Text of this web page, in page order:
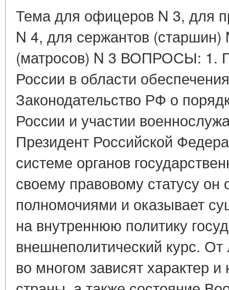
Тема для офицеров N 3, для
N 4, для сержантов (старшин)
(матросов) N 3 ВОПРОСЫ: 1.
России в области
Законодательство РФ о
России и участии
Президент Российской
системе органов
своему правовому статусу
полномочиями и оказывает
на внутреннюю политику
внешнеполитический курс.
во многом зависят характер